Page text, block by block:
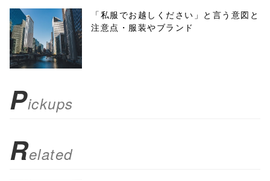
menubar=no,
toolbar=no,
scrollbars=yes'
false;"> シェア
「私服でお越しください」と言う意図と
注意点・服装やブランド
Pickups
Related